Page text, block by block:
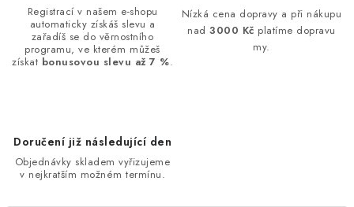
Registrací v našem e-shopu
automaticky získáš slevu a
zařadíš se do věrnostního
programu, ve kterém můžeš
získat bonusovou slevu až 7 %.
Nízká cena dopravy a při nákupu
nad3000 Kč platíme dopravu
my.
Doručení již následující den
Objednávky skladem vyřizujeme
v nejkratším možném termínu.